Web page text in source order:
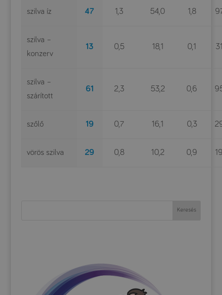
szilva íz 47 1,3 54,0 1,8
szilva –
konzerv
13 0,5 18,1 0,1
szilva –
szárított
61 2,3 53,2 0,6
szőlő 19 0,7 16,1 0,3
vörös szilva 29 0,8 10,2 0,9